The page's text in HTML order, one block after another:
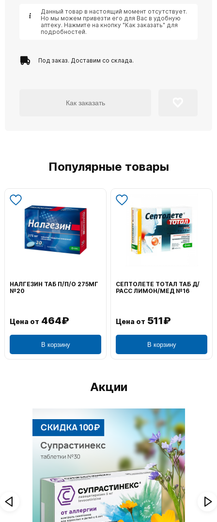
Данный товар в настоящий момент отсутствует.
Но мы можем привезти его для Вас в удобную
аптеку. Нажмите на кнопку "Как заказать" для
подробностей.
Под заказ. Доставим со склада.
Как заказать
Популярные товары
НАЛГЕЗИН ТАБ П/П/О 275МГ
№20
Цена от 464₽
В корзину
СЕПТОЛЕТЕ ТОТАЛ ТАБ Д/
РАСС ЛИМОН/МЕД №16
Цена от 511₽
В корзину
Акции